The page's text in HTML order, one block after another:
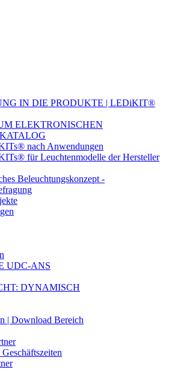
IN DIE PRODUKTE | LEDiKIT®
ELEKTRONISCHEN
nach Anwendungen
für Leuchtenmodelle der Hersteller
Beleuchtungskonzept -
UDC-ANS
DYNAMISCH
| Download Bereich